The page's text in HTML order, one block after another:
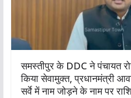
समस्तीपुर के DDC ने पंचायत
किया सेवामुक्त, प्रधानमंत्री
सर्वे में नाम जोड़ने के नाम पर